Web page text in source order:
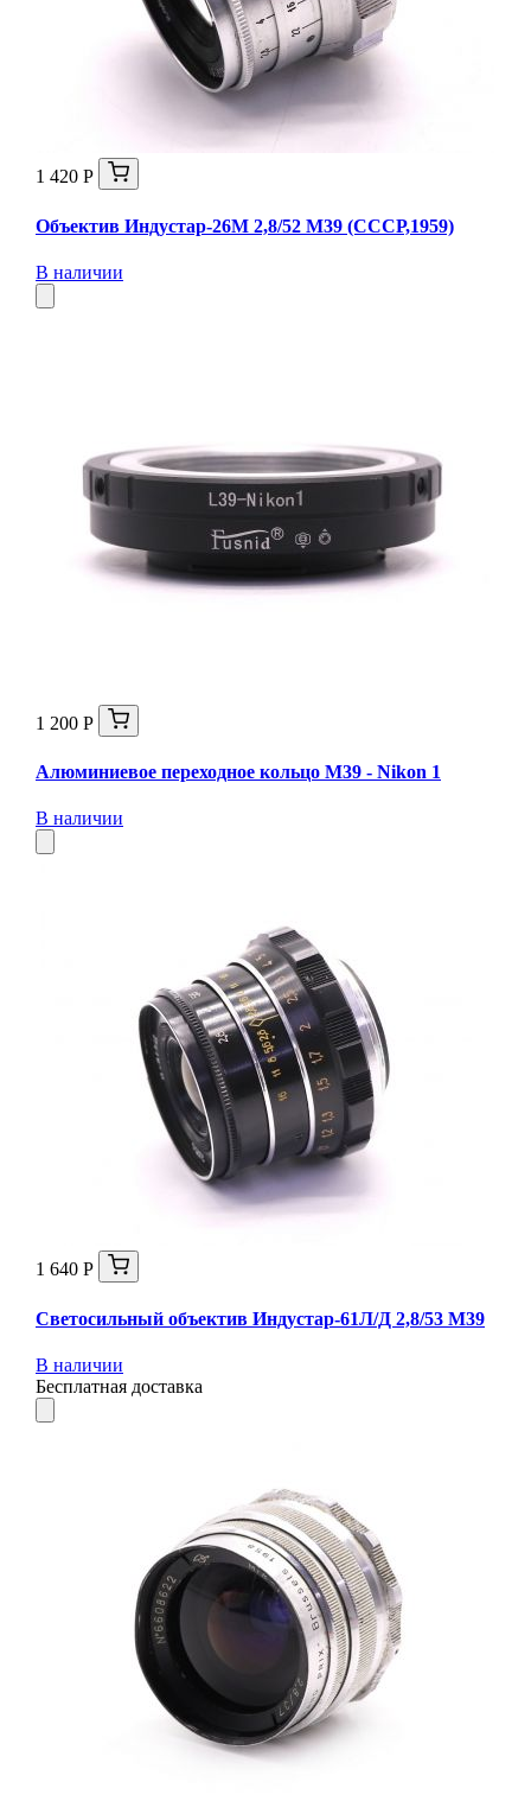
1 420 Р
Объектив Индустар-26М 2,8/52 М39 (СССР,1959)
В наличии
1 200 Р
Алюминиевое переходное кольцо M39 - Nikon 1
В наличии
1 640 Р
Светосильный объектив Индустар-61Л/Д 2,8/53 М39
В наличии
Бесплатная доставка